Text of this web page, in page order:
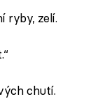
ryby, zelí.
chutí.